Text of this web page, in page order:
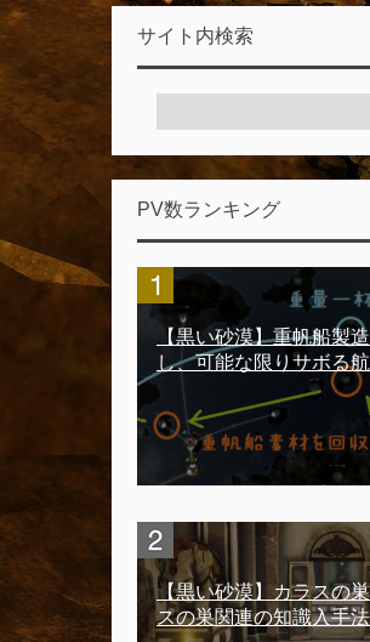
サイト内検索
PV数ランキング
【黒い砂漠】重帆船製
し、可能な限りサボる
【黒い砂漠】カラスの
スの巣関連の知識入手